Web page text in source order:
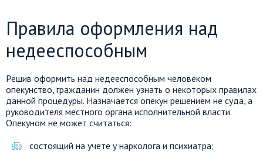
Правила оформления над
недееспособным
Решив оформить над недееспособным человеком
опекунство, гражданин должен узнать о некоторых правилах
данной процедуры. Назначается опекун решением не суда, а
руководителя местного органа исполнительной власти.
Опекуном не может считаться:
состоящий на учете у нарколога и психиатра;